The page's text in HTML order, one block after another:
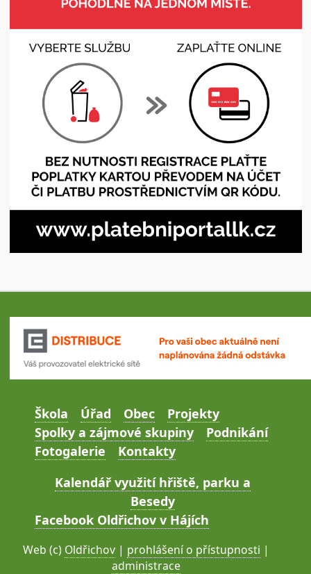
Škola Úřad Obec
Projekty
Spolky a zájmové skupiny
Podnikání
Fotogalerie
Kontakty
Kalendář využití hřiště, parku a
Besedy
Facebook Oldřichov v Hájích
Web (c) Oldřichov | prohlášení o přístupnosti |
administrace